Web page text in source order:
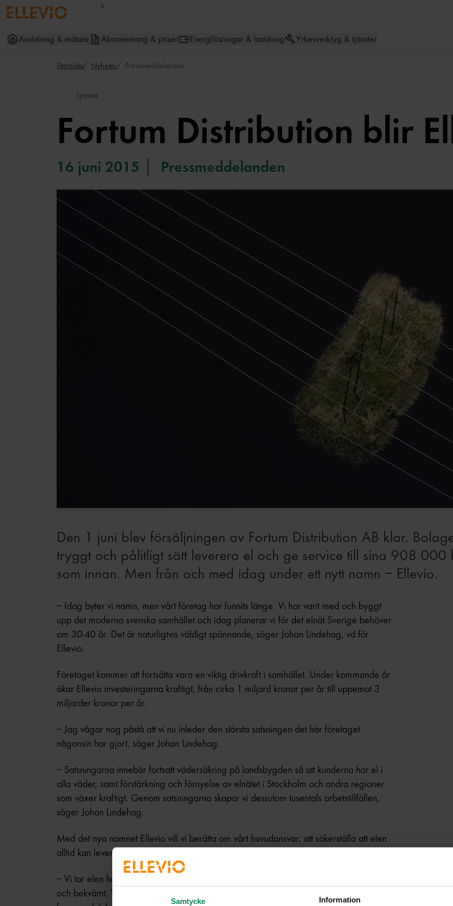
Samtycke Information
Anslutning & mätare Abonnemang & priser Energilösningar & laddning Yrkesverktyg & tjänster
Startsida Nyheter Pressmeddelanden
Lyssna
Fortum Distribution blir
16 juni 2015 Pressmeddelanden
Den 1 juni blev försäljningen av Fortum Distribution AB klar.
tryggt och pålitligt sätt leverera el och ge service till sina 908 000
som innan. Men från och med idag under ett nytt namn – Ellevio.
– Idag byter vi namn, men vårt företag har funnits länge. Vi har varit med och byggt
upp det moderna svenska samhället och idag planerar vi för det elnät Sverige behöver
om 30-40 år. Det är naturligtvis väldigt spännande, säger Johan Lindehag, vd för
Ellevio.
Företaget kommer att fortsätta vara en viktig drivkraft i samhället. Under kommande år
ökar Ellevio investeringarna kraftigt, från cirka 1 miljard kronor per år till uppemot 3
miljarder kronor per år.
– Jag vågar nog påstå att vi nu inleder den största satsningen det här företaget
någonsin har gjort, säger Johan Lindehag.
– Satsningarna innebär fortsatt vädersäkring på landsbygden så att kunderna har el i
alla väder, samt förstärkning och förnyelse av elnätet i Stockholm och andra regioner
som växer kraftigt. Genom satsningarna skapar vi dessutom tusentals arbetstillfällen,
säger Johan Lindehag.
Med det nya namnet Ellevio vill vi berätta om vårt huvudansvar; att säkerställa att elen
alltid kan levereras när den behövs, till hem och till arbetsplatser.
– Vi tar elen hem till dig. Det låter enkelt, och för våra kunder ska det vara just så enkelt
och bekvämt. Vårt ansvar är att se till att göra det som krävs för att vår tjänst alltid ska